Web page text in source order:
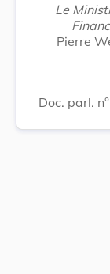
Le
Pierre
Doc. parl.